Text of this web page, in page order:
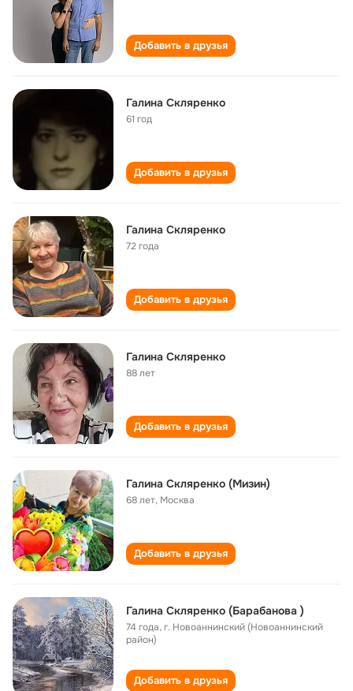
Добавить в друзья
Галина Скляренко
61 год
Добавить в друзья
Галина Скляренко
72 года
Добавить в друзья
Галина Скляренко
88 лет
Добавить в друзья
Галина Скляренко (Мизин)
68 лет, Москва
Добавить в друзья
Галина Скляренко (Барабанова )
74 года,г. Новоаннинский (Новоаннинский
район)
Добавить в друзья